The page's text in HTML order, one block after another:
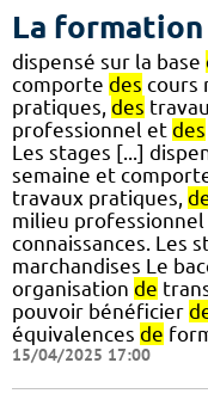
La formation
dispensé sur la base
comporte des cours
pratiques, des
professionnel et des
Les stages [...]
semaine et
travaux pratiques,
milieu
connaissances. Les
marchandises Le
organisation de
pouvoir bénéficier
équivalences de
15/04/2025 17:00